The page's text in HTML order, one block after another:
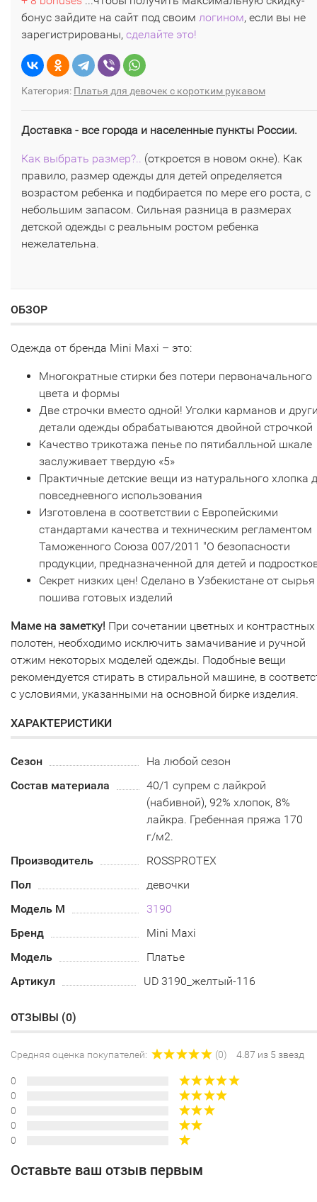
бонус зайдите на сайт под своим логином, если вы не
зарегистрированы, сделайте это!
Категория: Платья для девочек с коротким рукавом
Доставка - все города и населенные пункты России.
Как выбрать размер?.. (откроется в новом окне). Как
правило, размер одежды для детей определяется
возрастом ребенка и подбирается по мере его роста, с
небольшим запасом. Сильная разница в размерах
детской одежды с реальным ростом ребенка
нежелательна.
ОБЗОР
Одежда от бренда Mini Maxi – это:
Многократные стирки без потери первоначального
цвета и формы
Две строчки вместо одной! Уголки карманов и
детали одежды обрабатываются двойной строчкой
Качество трикотажа пенье по пятибалльной шкале
заслуживает твердую «5»
Практичные детские вещи из натурального хлопка
повседневного использования
Изготовлена в соответствии с Европейскими
стандартами качества и техническим регламентом
Таможенного Союза 007/2011 "О безопасности
продукции, предназначенной для детей и
Секрет низких цен! Сделано в Узбекистане от
пошива готовых изделий
Маме на заметку! При сочетании цветных и контрастных
полотен, необходимо исключить замачивание и ручной
отжим некоторых моделей одежды. Подобные вещи
рекомендуется стирать в стиральной машине, в
с условиями, указанными на основной бирке изделия.
ХАРАКТЕРИСТИКИ
Сезон
На любой сезон
Состав материала
40/1 супрем с лайкрой
(набивной), 92% хлопок, 8%
лайкра. Гребенная пряжа 170
г/м2.
Производитель
ROSSPROTEX
Пол
девочки
Модель М
3190
Бренд
Mini Maxi
Модель
Платье
Артикул
UD 3190_желтый-116
ОТЗЫВЫ (0)
Средняя оценка покупателей: (0) 4.87 из 5 звезд
0
0
0
0
0
Оставьте ваш отзыв первым